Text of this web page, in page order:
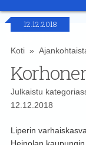
12.12.2018
Koti»
Julkaistu
12.12.2018
Liperin